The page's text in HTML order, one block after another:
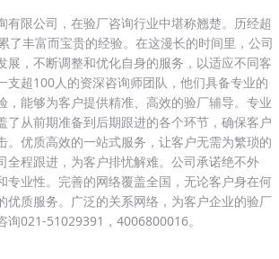
有限公司，在验厂咨询行业中堪称翘楚。历经超
了丰富而宝贵的经验。在这漫长的时间里，公司
展，不断调整和优化自身的服务，以适应不同客
支超100人的资深咨询师团队，他们具备专业的
，能够为客户提供精准、高效的验厂辅导。专业
了从前期准备到后期跟进的各个环节，确保客户
。优质高效的一站式服务，让客户无需为繁琐的
全程跟进，为客户排忧解难。公司承诺绝不外
专业性。完善的网络覆盖全国，无论客户身在何
优质服务。广泛的关系网络，为客户企业的验厂
询021-51029391，4006800016。